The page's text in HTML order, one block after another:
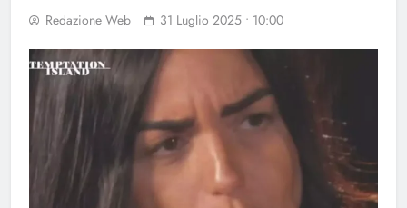
Redazione Web 31 Luglio 2025 • 10:00